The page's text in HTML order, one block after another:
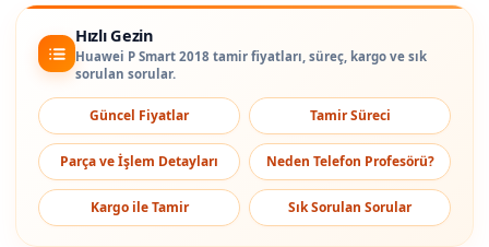
Hızlı Gezin
Huawei P Smart 2018 tamir fiyatları, süreç, kargo ve sık
sorulan sorular.
Güncel Fiyatlar Tamir Süreci
Parça ve İşlem Detayları Neden Telefon Profesörü?
Kargo ile Tamir Sık Sorulan Sorular